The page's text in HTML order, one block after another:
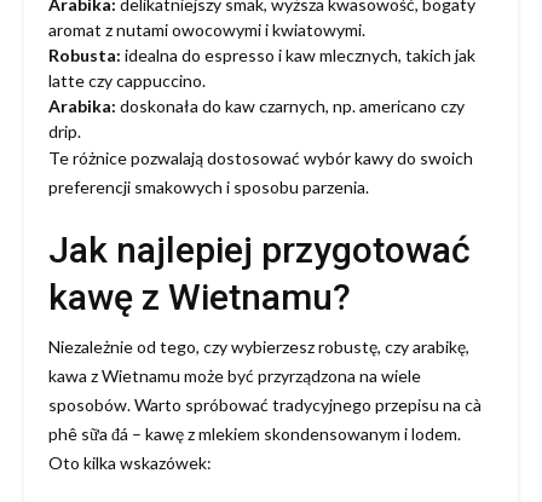
Arabika: delikatniejszy smak, wyższa kwasowość, bogaty
aromat z nutami owocowymi i kwiatowymi.
Robusta: idealna do espresso i kaw mlecznych, takich jak
latte czy cappuccino.
Arabika: doskonała do kaw czarnych, np. americano czy
drip.
Te różnice pozwalają dostosować wybór kawy do swoich
preferencji smakowych i sposobu parzenia.
Jak najlepiej przygotować
kawę z Wietnamu?
Niezależnie od tego, czy wybierzesz robustę, czy arabikę,
kawa z Wietnamu może być przyrządzona na wiele
sposobów. Warto spróbować tradycyjnego przepisu na cà
phê sữa đá – kawę z mlekiem skondensowanym i lodem.
Oto kilka wskazówek: